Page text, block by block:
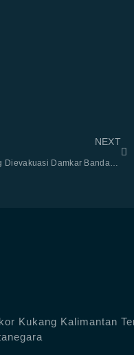
NEXT
Lepas di Perumahan, Kukang Dievakuasi Damkar Bandar Lampung
Kukang Kalimantan